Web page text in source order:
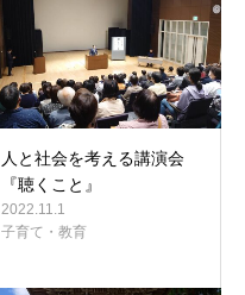
人と社会を考える講演会
『聴くこと』
2022.11.1
子育て・教育